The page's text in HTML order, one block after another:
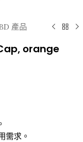
產品
orange
需求。